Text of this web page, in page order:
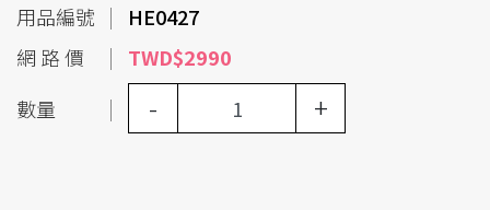
用品編號
HE0427
網 路 價
TWD$2990
數量
- +